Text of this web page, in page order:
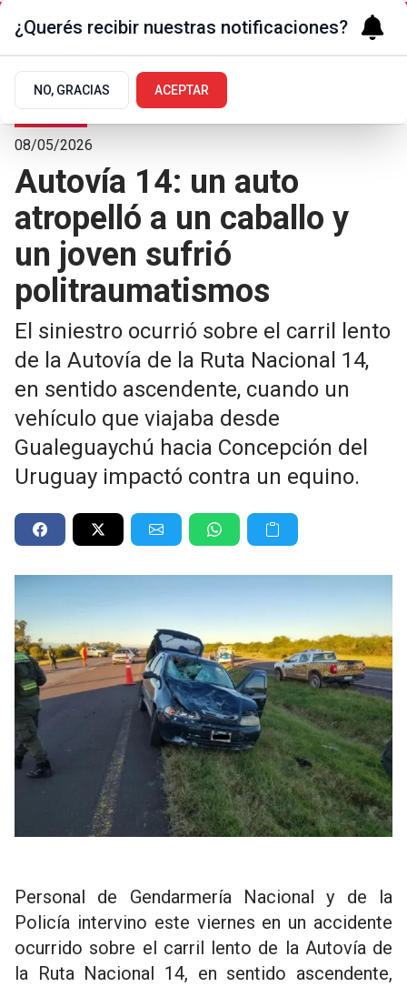
Sociedad
08/05/2026
Autovía 14: un auto
atropelló a un caballo y
un joven sufrió
politraumatismos
El siniestro ocurrió sobre el carril lento
de la Autovía de la Ruta Nacional 14,
en sentido ascendente, cuando un
vehículo que viajaba desde
Gualeguaychú hacia Concepción del
Uruguay impactó contra un equino.
Personal de Gendarmería Nacional y de la
Policía intervino este viernes en un accidente
ocurrido sobre el carril lento de la Autovía de
la Ruta Nacional 14, en sentido ascendente,
¿Querés recibir nuestras notificaciones?
NO, GRACIAS ACEPTAR